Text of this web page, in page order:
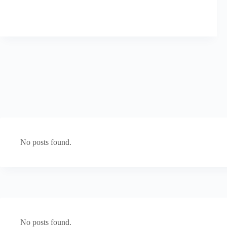
No posts found.
No posts found.